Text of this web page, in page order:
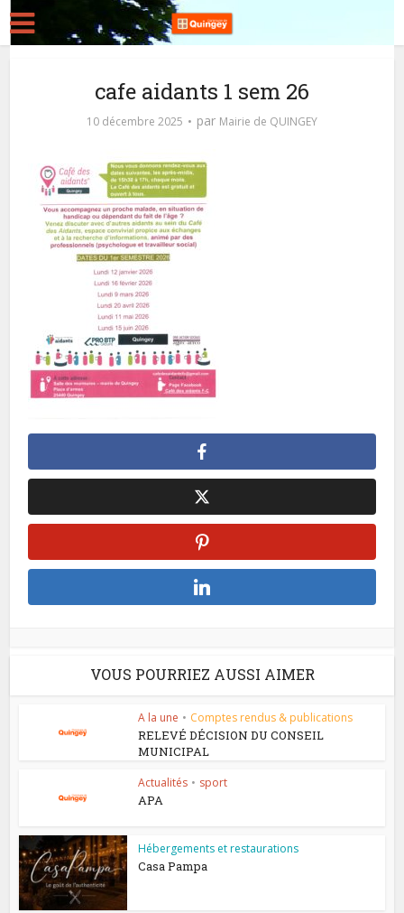
cafe aidants 1 sem 26
10 décembre 2025 par Mairie de QUINGEY
VOUS POURRIEZ AUSSI AIMER
A la une • Comptes rendus & publications
RELEVÉ DÉCISION DU CONSEIL
MUNICIPAL
Actualités • sport
APA
Hébergements et restaurations
Casa Pampa